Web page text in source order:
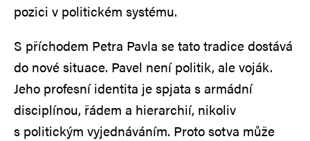
pozici v politickém systému.
S příchodem Petra Pavla se tato tradice dostává
do nové situace. Pavel není politik, ale voják.
Jeho profesní identita je spjata s armádní
disciplínou, řádem a hierarchií, nikoliv
s politickým vyjednáváním. Proto sotva může